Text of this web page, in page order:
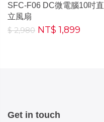
SFC-F06 DC微電腦10吋直
立風扇
$ 2,980 NT$ 1,899
Get in touch